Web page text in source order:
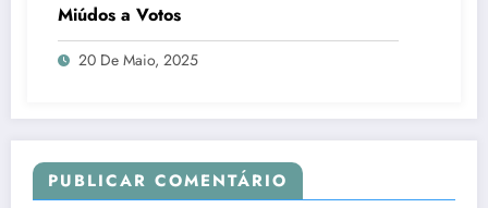
Miúdos a Votos
20 De Maio, 2025
PUBLICAR COMENTÁRIO